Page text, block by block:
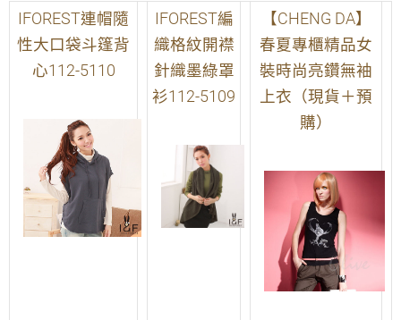
IFOREST連帽隨
性大口袋斗篷背
心112-5110
IFOREST編
織格紋開襟
針織墨綠罩
衫112-5109
【CHENG DA】
春夏專櫃精品女
裝時尚亮鑽無袖
上衣（現貨＋預
購）